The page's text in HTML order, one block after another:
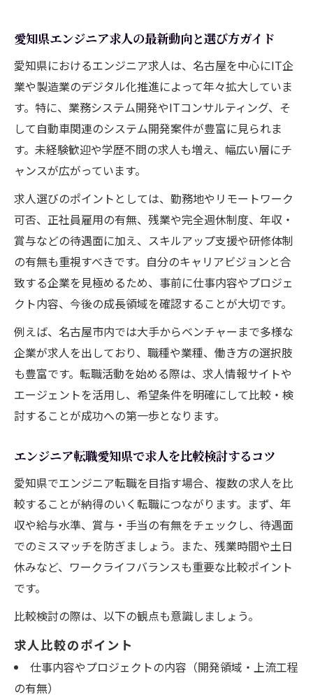
愛知県エンジニア求人の最新動向と選び方ガイド
愛知県におけるエンジニア求人は、名古屋を中心にIT企
業や製造業のデジタル化推進によって年々拡大していま
す。特に、業務システム開発やITコンサルティング、そ
して自動車関連のシステム開発案件が豊富に見られま
す。未経験歓迎や学歴不問の求人も増え、幅広い層にチ
ャンスが広がっています。
求人選びのポイントとしては、勤務地やリモートワーク
可否、正社員雇用の有無、残業や完全週休制度、年収・
賞与などの待遇面に加え、スキルアップ支援や研修体制
の有無も重視すべきです。自分のキャリアビジョンと合
致する企業を見極めるため、事前に仕事内容やプロジェ
クト内容、今後の成長領域を確認することが大切です。
例えば、名古屋市内では大手からベンチャーまで多様な
企業が求人を出しており、職種や業種、働き方の選択肢
も豊富です。転職活動を始める際は、求人情報サイトや
エージェントを活用し、希望条件を明確にして比較・検
討することが成功への第一歩となります。
エンジニア転職愛知県で求人を比較検討するコツ
愛知県でエンジニア転職を目指す場合、複数の求人を比
較することが納得のいく転職につながります。まず、年
収や給与水準、賞与・手当の有無をチェックし、待遇面
でのミスマッチを防ぎましょう。また、残業時間や土日
休みなど、ワークライフバランスも重要な比較ポイント
です。
比較検討の際は、以下の観点も意識しましょう。
求人比較のポイント
仕事内容やプロジェクトの内容（開発領域・上流工程
の有無）